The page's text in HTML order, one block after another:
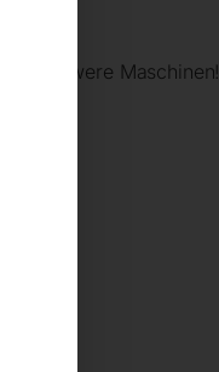
schwere Maschinen!